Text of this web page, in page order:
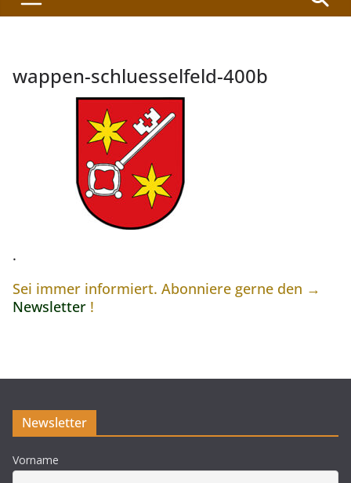
wappen-schluesselfeld-400b
.
Sei immer informiert. Abonniere gerne den →
Newsletter !
Newsletter
Vorname